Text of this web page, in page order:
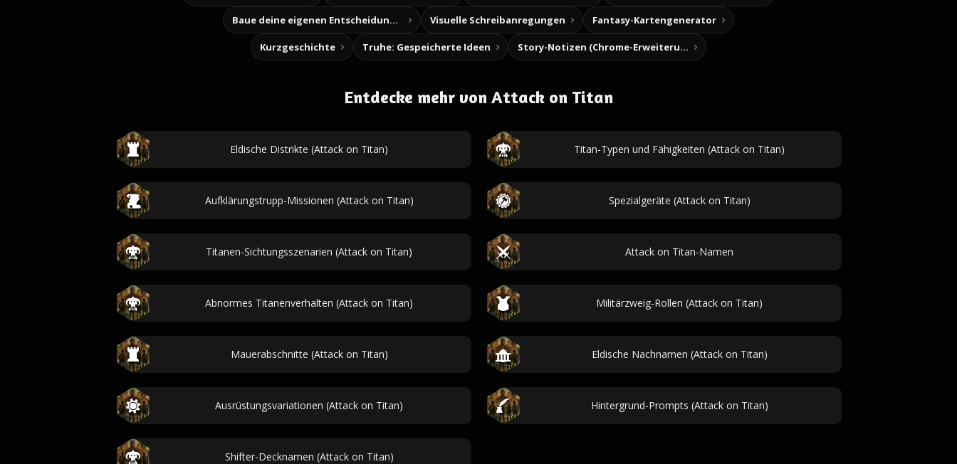
Baue deine eigenen Entscheidungsabenteuer Visuelle Schreibanregungen Fantasy-Kartengenerator
Kurzgeschichte Truhe: Gespeicherte Ideen Story-Notizen (Chrome-Erweiterung)
Entdecke mehr von Attack on Titan
Eldische Distrikte (Attack on Titan) Titan-Typen und Fähigkeiten (Attack on Titan)
Aufklärungstrupp-Missionen (Attack on Titan) Spezialgeräte (Attack on Titan)
Titanen-Sichtungsszenarien (Attack on Titan) Attack on Titan-Namen
Abnormes Titanenverhalten (Attack on Titan) Militärzweig-Rollen (Attack on Titan)
Mauerabschnitte (Attack on Titan) Eldische Nachnamen (Attack on Titan)
Ausrüstungsvariationen (Attack on Titan) Hintergrund-Prompts (Attack on Titan)
Shifter-Decknamen (Attack on Titan)